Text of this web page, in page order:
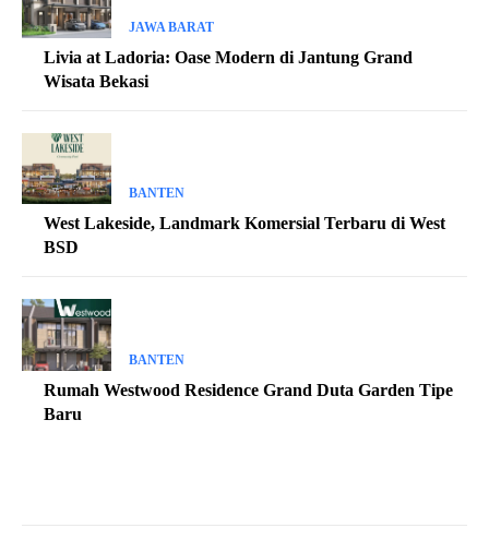
JAWA BARAT
Livia at Ladoria: Oase Modern di Jantung Grand
Wisata Bekasi
BANTEN
West Lakeside, Landmark Komersial Terbaru di West
BSD
BANTEN
Rumah Westwood Residence Grand Duta Garden Tipe
Baru